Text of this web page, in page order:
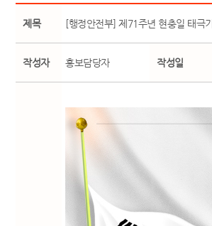
제목 [행정안전부] 제71주년 현충일 태극
작성자 홍보담당자 작성일